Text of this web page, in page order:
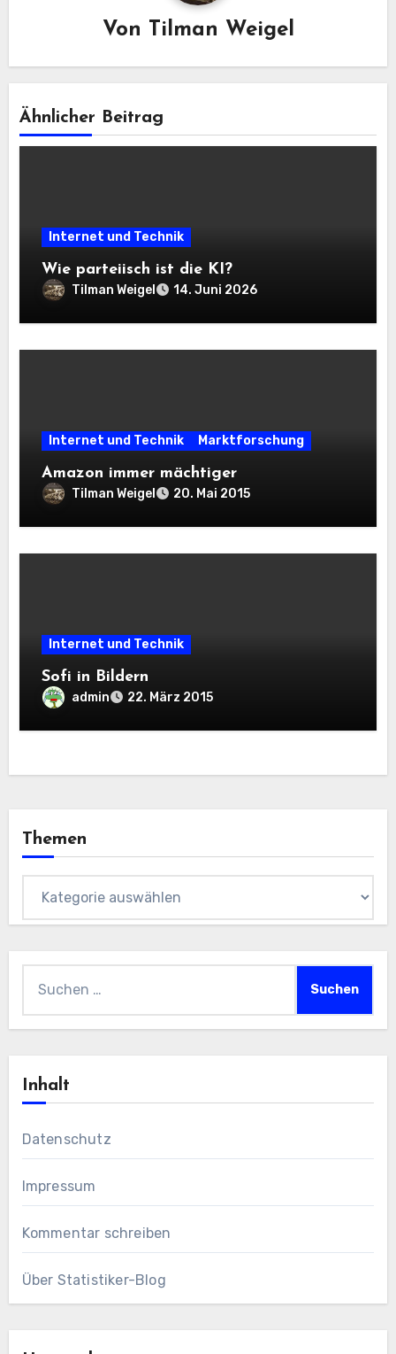
Von Tilman Weigel
Ähnlicher Beitrag
Internet und Technik
Wie parteiisch ist die KI?
Tilman Weigel 14. Juni 2026
Internet und Technik Marktforschung
Amazon immer mächtiger
Tilman Weigel 20. Mai 2015
Internet und Technik
Sofi in Bildern
admin 22. März 2015
Themen
nach:
Inhalt
Datenschutz
Impressum
Kommentar schreiben
Über Statistiker-Blog